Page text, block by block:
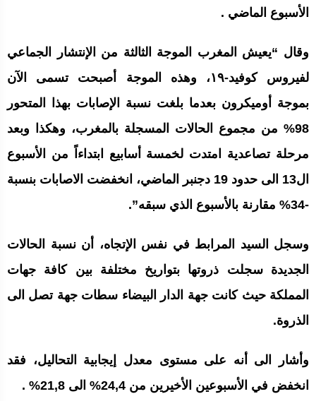
الأسبوع الماضي .
وقال “يعيش المغرب الموجة الثالثة من الإنتشار الجماعي
لفيروس كوفيد-١٩، وهذه الموجة أصبحت تسمى الآن
بموجة أوميكرون بعدما بلغت نسبة الإصابات بهذا المتحور
98% من مجموع الحالات المسجلة بالمغرب، وهكذا وبعد
مرحلة تصاعدية امتدت لخمسة أسابيع ابتداءاً من الأسبوع
ال13 الى حدود 19 دجنبر الماضي، انخفضت الاصابات بنسبة
-34% مقارنة بالأسبوع الذي سبقه”.
وسجل السيد المرابط في نفس الإتجاه، أن نسبة الحالات
الجديدة سجلت ذروتها بتواريخ مختلفة بين كافة جهات
المملكة حيث كانت جهة الدار البيضاء سطات جهة تصل الى
الذروة.
وأشار الى أنه على مستوى معدل إيجابية التحاليل، فقد
انخفض في الأسبوعين الأخيرين من 24,4% الى 21,8% .